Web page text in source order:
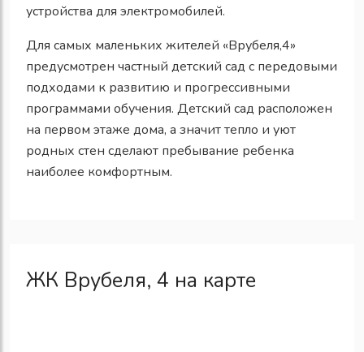
устройства для электромобилей.
Для самых маленьких жителей «Врубеля,4»
предусмотрен частный детский сад с передовыми
подходами к развитию и прогрессивными
программами обучения. Детский сад расположен
на первом этаже дома, а значит тепло и уют
родных стен сделают пребывание ребенка
наиболее комфортным.
ЖК Врубеля, 4 на карте